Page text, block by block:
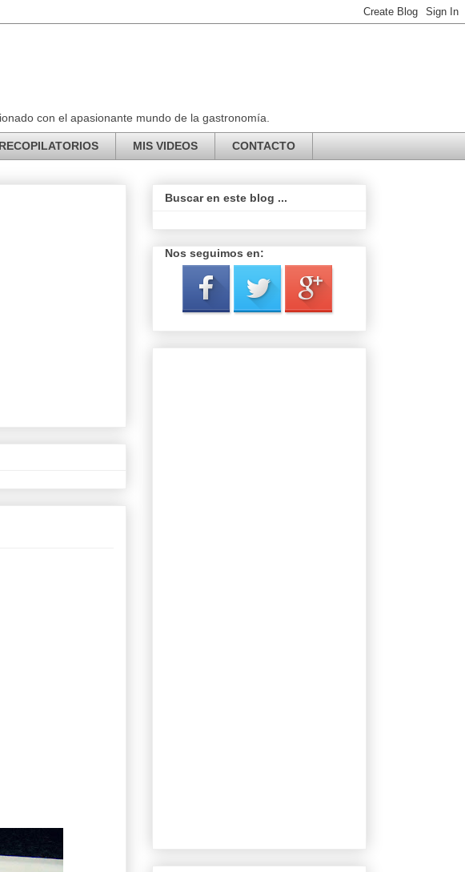
con el apasionante mundo de la gastronomía.
MIS VIDEOS CONTACTO
Buscar en este blog ...
Nos seguimos en: